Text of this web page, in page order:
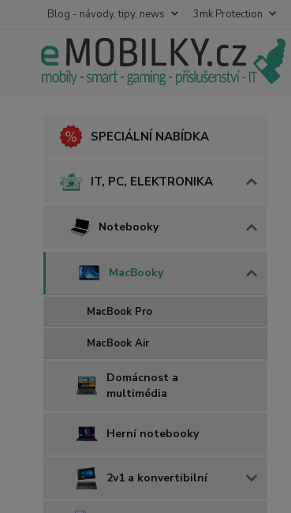
Blog - návody, tipy, news 3mk Protection
SPECIÁLNÍ NABÍDKA
IT, PC, ELEKTRONIKA
Notebooky
MacBooky
MacBook Pro
MacBook Air
Domácnost a
multimédia
Herní notebooky
2v1 a konvertibilní